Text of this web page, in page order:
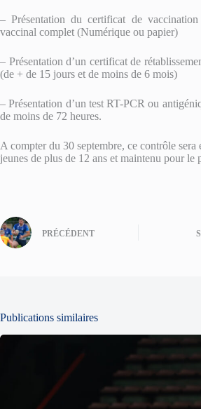
– Présentation du certificat de
vaccinal complet (Numérique ou papier)
– Présentation d’un certificat de
(de + de 15 jours et de moins de 6 mois)
– Présentation d’un test RT-PCR ou
de moins de 72 heures.
A compter du 30 septembre, ce contrôle sera
jeunes de plus de 12 ans et maintenu pour le
PRÉCÉDENT
Publications similaires